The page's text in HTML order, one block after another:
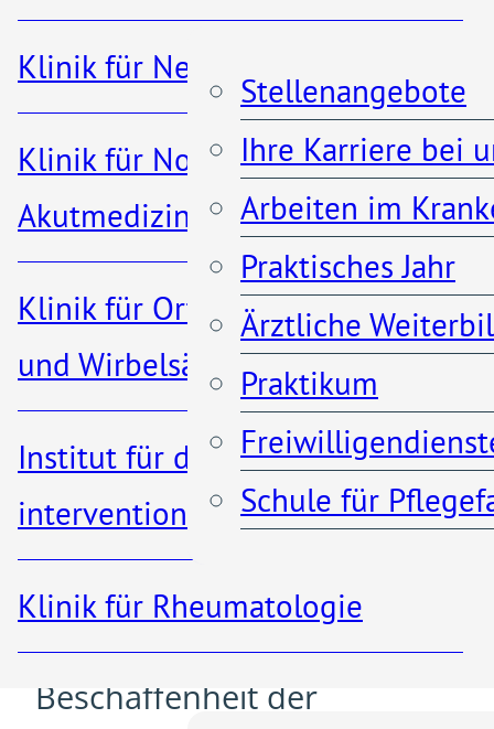
Klinik für Nephrologie
Klinik für Notfall- und
Akutmedizin
Klinik für Orthopädie, Unfall-
und Wirbelsäulenchirurgie
Institut für diagnostische und
interventionelle Radiologie
Klinik für Rheumatologie
Stellenangebote
Ihre Karriere bei
Arbeiten im
Praktisches Jahr
Ärztliche
Praktikum
Schule für
Kooperationen
Herzmuskel führen, erkannt
werden.
Die Untersuchung wird über
eine Arterie des Handgelenks
oder der Leiste in örtlicher
Betäubung durchgeführt. Die
eigentliche
Katheteruntersuchung ist
nicht schmerzhaft und kaum
zu spüren.
Je nach Ausmaß und
Beschaffenheit der